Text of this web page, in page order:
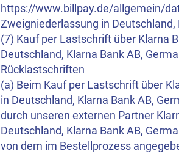
https://www.billpay.de/allgemein/
Zweigniederlassung in Deutschland,
(7) Kauf per Lastschrift über Klarna
Deutschland, Klarna Bank AB,
Rücklastschriften
(a) Beim Kauf per Lastschrift über
in Deutschland, Klarna Bank AB,
durch unseren externen Partner
Deutschland, Klarna Bank AB,
von dem im Bestellprozess